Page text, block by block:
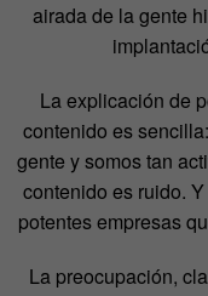
airada de la gente
La explicación de
contenido es
gente y somos tan
contenido es ruido.
potentes empresas
La preocupación,